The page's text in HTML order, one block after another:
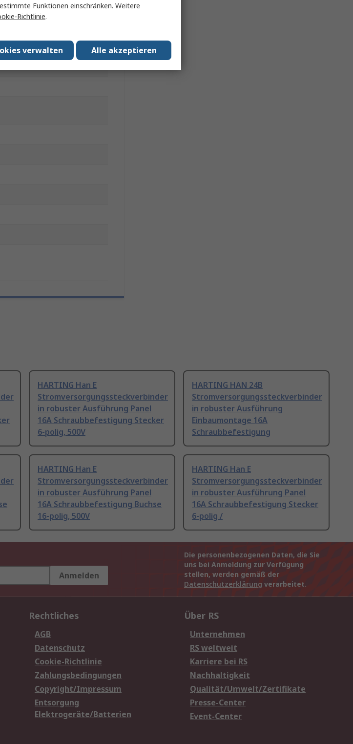
HARTING Han E
Stromversorgungssteckverbinder
in robuster Ausführung Panel
16A Schraubbefestigung Stecker
6-polig, 500V
HARTING HAN 24B
Stromversorgungssteckverbinder
in robuster Ausführung
Einbaumontage 16A
Schraubbefestigung
HARTING Han E
Stromversorgungssteckverbinder
in robuster Ausführung Panel
16A Schraubbefestigung Buchse
16-polig, 500V
HARTING Han E
Stromversorgungssteckverbinder
in robuster Ausführung Panel
16A Schraubbefestigung Stecker
6-polig /
Anmelden
Die personenbezogenen Daten, die Sie
uns bei Anmeldung zur Verfügung
stellen, werden gemäß der
Datenschutzerklärung verarbeitet.
Rechtliches
AGB
Datenschutz
Cookie-Richtlinie
Zahlungsbedingungen
Copyright/Impressum
Entsorgung
Elektrogeräte/Batterien
Über RS
Unternehmen
RS weltweit
Karriere bei RS
Nachhaltigkeit
Qualität/Umwelt/Zertifikate
Presse-Center
Event-Center
Funktionen einschränken. Weitere
Richtlinie.
Alle akzeptieren
verwalten